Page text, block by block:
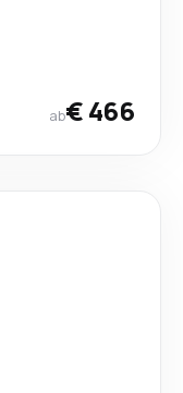
ab€ 466